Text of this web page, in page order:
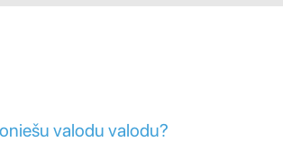
valodu valodu?